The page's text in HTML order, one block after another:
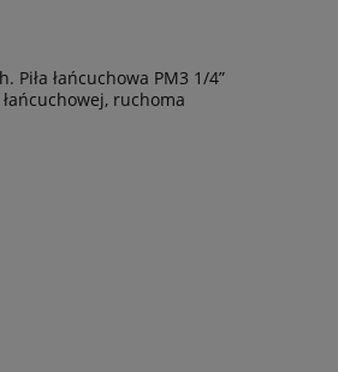
łańcuchowa PM3 1/4”
ruchoma